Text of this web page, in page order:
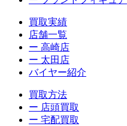
買取実績
店舗一覧
ー 高崎店
ー 太田店
バイヤー紹介
買取方法
ー 店頭買取
ー 宅配買取